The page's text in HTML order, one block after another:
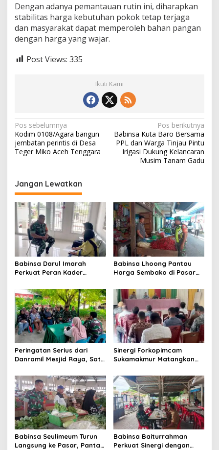
m
i
K
e
n
Dengan adanya pemantauan rutin ini, diharapkan
stabilitas harga kebutuhan pokok tetap terjaga
dan masyarakat dapat memperoleh bahan pangan
dengan harga yang wajar.
Post Views: 335
Ikuti Kami
N
a
v
g
a
s
i
p
o
s
Pos sebelumnya
Kodim 0108/Agara bangun
jembatan perintis di Desa
Teger Miko Aceh Tenggara
Pos berikutnya
Babinsa Kuta Baro Bersama
PPL dan Warga Tinjau Pintu
Irigasi Dukung Kelancaran
Musim Tanam Gadu
Jangan Lewatkan
Babinsa Darul Imarah
Perkuat Peran Kader
Mendukung Program Gizi
Anak
Babinsa Lhoong Pantau
Harga Sembako di Pasar
Perkembangannya
Peringatan Serius dari
Danramil Mesjid Raya, Satu
Diri, Keluarga, hingga
Satuan
Sinergi Forkopimcam
Sukamakmur Matangkan
Semangat Kebersamaan
Jadi Kunci Sukses
Babinsa Seulimeum Turun
Langsung ke Pasar, Pantau
Babinsa Baiturrahman
Perkuat Sinergi dengan